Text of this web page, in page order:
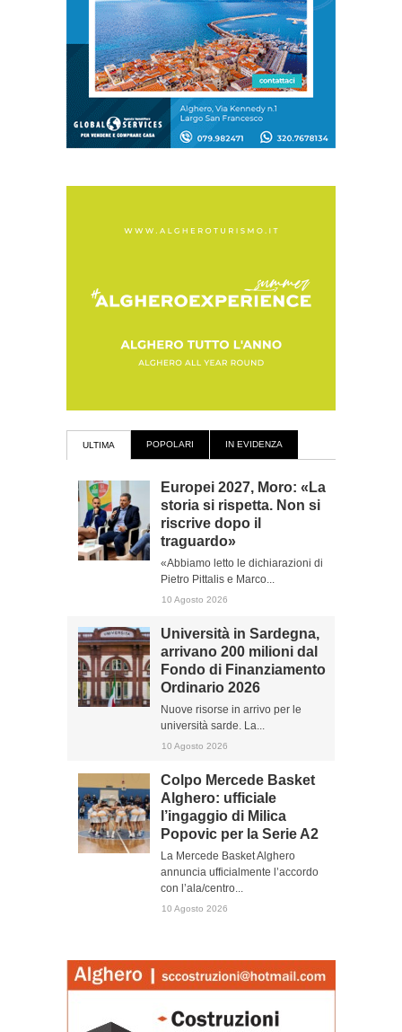
ULTIMA POPOLARI IN EVIDENZA
Europei 2027, Moro: «La
storia si rispetta. Non si
riscrive dopo il
traguardo»
«Abbiamo letto le dichiarazioni di
Pietro Pittalis e Marco...
10 Agosto 2026
Università in Sardegna,
arrivano 200 milioni dal
Fondo di Finanziamento
Ordinario 2026
Nuove risorse in arrivo per le
università sarde. La...
10 Agosto 2026
Colpo Mercede Basket
Alghero: ufficiale
l’ingaggio di Milica
Popovic per la Serie A2
La Mercede Basket Alghero
annuncia ufficialmente l’accordo
con l’ala/centro...
10 Agosto 2026